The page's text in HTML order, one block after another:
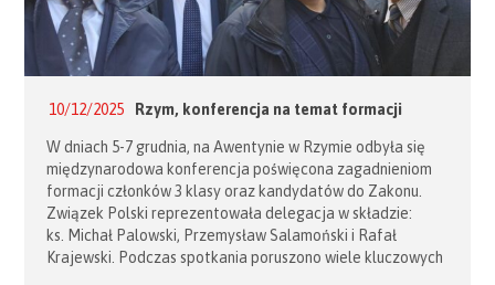
10/12/2025 Rzym, konferencja na temat formacji
W dniach 5-7 grudnia, na Awentynie w Rzymie odbyła się
międzynarodowa konferencja poświęcona zagadnieniom
formacji członków 3 klasy oraz kandydatów do Zakonu.
Związek Polski reprezentowała delegacja w składzie:
ks. Michał Palowski, Przemysław Salamoński i Rafał
Krajewski. Podczas spotkania poruszono wiele kluczowych